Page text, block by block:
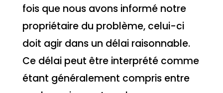
fois que nous avons informé notre
propriétaire du problème, celui-ci
doit agir dans un délai raisonnable.
Ce délai peut être interprété comme
étant généralement compris entre